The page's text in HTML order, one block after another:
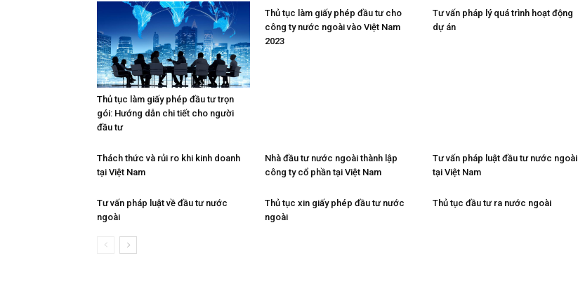
Thủ tục làm giấy phép đầu tư trọn
gói: Hướng dẫn chi tiết cho người
đầu tư
Thủ tục làm giấy phép đầu tư cho
công ty nước ngoài vào Việt Nam
2023
Tư vấn pháp lý quá trình hoạt động
dự án
Thách thức và rủi ro khi kinh doanh
tại Việt Nam
Nhà đầu tư nước ngoài thành lập
công ty cổ phần tại Việt Nam
Tư vấn pháp luật đầu tư nước ngoài
tại Việt Nam
Tư vấn pháp luật về đầu tư nước
ngoài
Thủ tục xin giấy phép đầu tư nước
ngoài
Thủ tục đầu tư ra nước ngoài